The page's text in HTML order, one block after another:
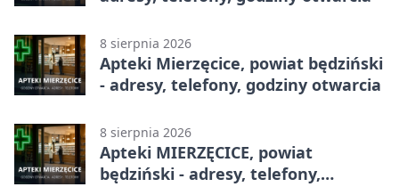
8 sierpnia 2026
Apteki Mierzęcice, powiat będziński
- adresy, telefony, godziny otwarcia
8 sierpnia 2026
Apteki MIERZĘCICE, powiat
będziński - adresy, telefony,